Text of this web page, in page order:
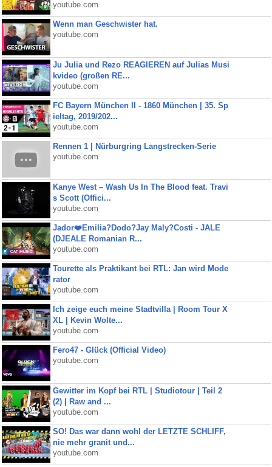
youtube.com
Wenn man Geschwister hat.
youtube.com
Ju Julia und Rezo REAGIEREN auf Julias Musi
kvideo (großen RE...
youtube.com
FC Bayern München II - 1860 München | 35. Sp
ieltag, 2019/202...
youtube.com
Rennen 1 | Nürburgring Langstrecken-Serie
youtube.com
Kanye West – Wash Us In The Blood feat. Travi
s Scott (Offici...
youtube.com
Jador❤️Emilia?Dodo?Jay Maly?Costi - JALE
(DJEALE Romanian R...
youtube.com
Tourette als Praktikant bei RTL: Jan wird Mode
rator
youtube.com
Ich zeige euch meine Stadtvilla | Room Tour X
XL | Kevin Wolte...
youtube.com
Fero47 - Glück (Official Video)
youtube.com
Gewitter im Kopf bei RTL | Studiotour | Teil 2
(2) | Raw and ...
youtube.com
SO! Das war dann wohl der LETZTE SCHLIFF,
nie mehr granit und...
youtube.com